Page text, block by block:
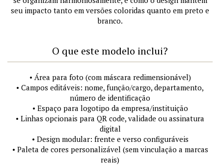
seu impacto tanto em versões coloridas quanto em preto e
branco.
O que este modelo inclui?
• Área para foto (com máscara redimensionável)
• Campos editáveis: nome, função/cargo, departamento,
número de identificação
• Espaço para logotipo da empresa/instituição
• Linhas opcionais para QR code, validade ou assinatura
digital
• Design modular: frente e verso configuráveis
• Paleta de cores personalizável (sem vinculação a marcas
reais)